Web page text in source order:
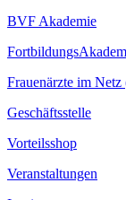
BVF Akademie
Frauenärzte im
Geschäftsstelle
Vorteilsshop
Veranstaltungen